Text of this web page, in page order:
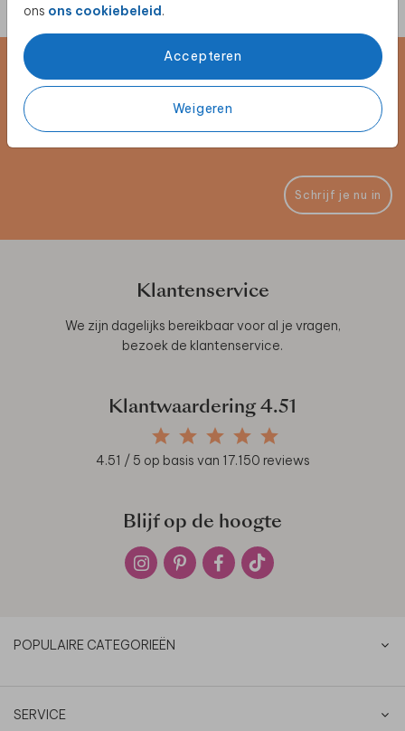
ons ons cookiebeleid.
Accepteren
Weigeren
Schrijf je in voor de nieuwsbrief
Blijf op de hoogte van alle nieuwe producten, (win)acties en
unieke samenwerkingen!
Schrijf je nu in
Klantenservice
We zijn dagelijks bereikbaar voor al je vragen,
bezoek de klantenservice.
Klantwaardering 4.51
4.51 / 5 op basis van 17.150 reviews
Blijf op de hoogte
POPULAIRE CATEGORIEËN
SERVICE